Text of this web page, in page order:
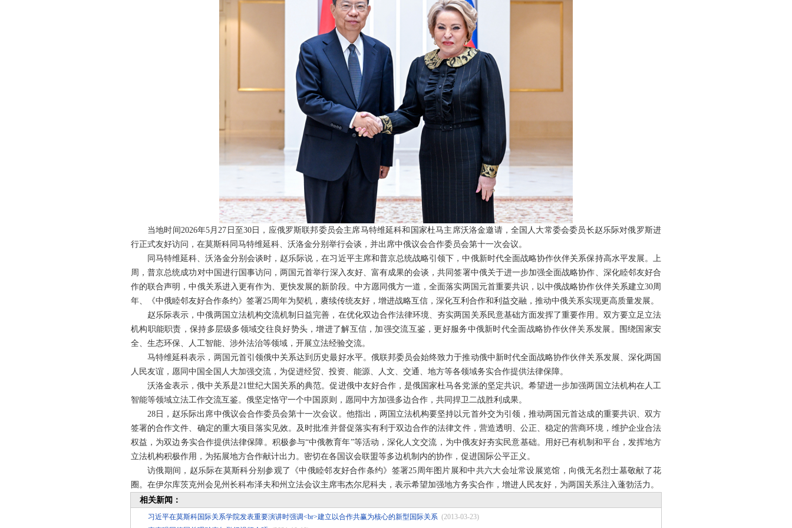
当地时间2026年5月27日至30日，应俄罗斯联邦委员会主席马特维延科和国家杜马主席沃洛金邀请，全国人大常委会委员长赵乐际对俄罗斯进
行正式友好访问，在莫斯科同马特维延科、沃洛金分别举行会谈，并出席中俄议会合作委员会第十一次会议。
同马特维延科、沃洛金分别会谈时，赵乐际说，在习近平主席和普京总统战略引领下，中俄新时代全面战略协作伙伴关系保持高水平发展。上
周，普京总统成功对中国进行国事访问，两国元首举行深入友好、富有成果的会谈，共同签署中俄关于进一步加强全面战略协作、深化睦邻友好合
作的联合声明，中俄关系进入更有作为、更快发展的新阶段。中方愿同俄方一道，全面落实两国元首重要共识，以中俄战略协作伙伴关系建立30周
年、《中俄睦邻友好合作条约》签署25周年为契机，赓续传统友好，增进战略互信，深化互利合作和利益交融，推动中俄关系实现更高质量发展。
赵乐际表示，中俄两国立法机构交流机制日益完善，在优化双边合作法律环境、夯实两国关系民意基础方面发挥了重要作用。双方要立足立法
机构职能职责，保持多层级多领域交往良好势头，增进了解互信，加强交流互鉴，更好服务中俄新时代全面战略协作伙伴关系发展。围绕国家安
全、生态环保、人工智能、涉外法治等领域，开展立法经验交流。
马特维延科表示，两国元首引领俄中关系达到历史最好水平。俄联邦委员会始终致力于推动俄中新时代全面战略协作伙伴关系发展、深化两国
人民友谊，愿同中国全国人大加强交流，为促进经贸、投资、能源、人文、交通、地方等各领域务实合作提供法律保障。
沃洛金表示，俄中关系是21世纪大国关系的典范。促进俄中友好合作，是俄国家杜马各党派的坚定共识。希望进一步加强两国立法机构在人工
智能等领域立法工作交流互鉴。俄坚定恪守一个中国原则，愿同中方加强多边合作，共同捍卫二战胜利成果。
28日，赵乐际出席中俄议会合作委员会第十一次会议。他指出，两国立法机构要坚持以元首外交为引领，推动两国元首达成的重要共识、双方
签署的合作文件、确定的重大项目落实见效。及时批准并督促落实有利于双边合作的法律文件，营造透明、公正、稳定的营商环境，维护企业合法
权益，为双边务实合作提供法律保障。积极参与“中俄教育年”等活动，深化人文交流，为中俄友好夯实民意基础。用好已有机制和平台，发挥地方
立法机构积极作用，为拓展地方合作献计出力。密切在各国议会联盟等多边机制内的协作，促进国际公平正义。
访俄期间，赵乐际在莫斯科分别参观了《中俄睦邻友好合作条约》签署25周年图片展和中共六大会址常设展览馆，向俄无名烈士墓敬献了花
圈。在伊尔库茨克州会见州长科布泽夫和州立法会议主席韦杰尔尼科夫，表示希望加强地方务实合作，增进人民友好，为两国关系注入蓬勃活力。
相关新闻：
习近平在莫斯科国际关系学院发表重要演讲时强调<br>建立以合作共赢为核心的新型国际关系 (2013-03-23)